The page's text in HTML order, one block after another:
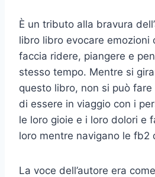
È un tributo alla bravura
libro libro evocare emozioni
faccia ridere, piangere e
stesso tempo. Mentre si
questo libro, non si può
di essere in viaggio con i
le loro gioie e i loro dolori e
loro mentre navigano le fb2
La voce dell’autore era